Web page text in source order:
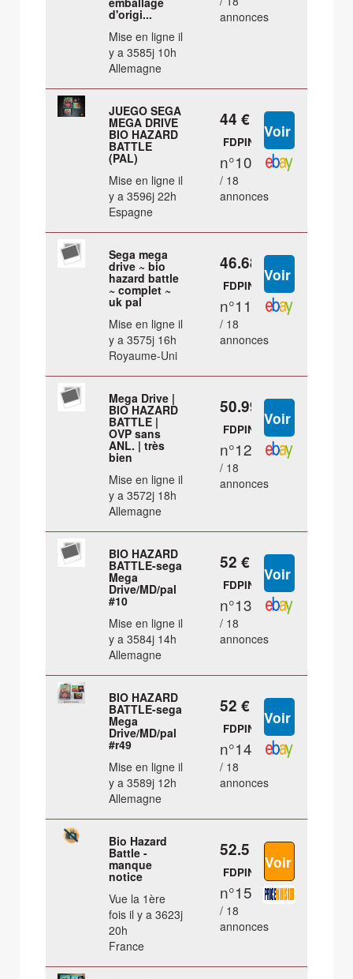
d'origi...
Mise en ligne il
y a 3585j 10h
Allemagne
annonces
JUEGO SEGA
MEGA DRIVE
BIO HAZARD
BATTLE
(PAL)
Mise en ligne il
y a 3596j 22h
Espagne
44 €
FDPIN
n°10
/ 18
annonces
Sega mega
drive ~ bio
hazard battle
~ complet ~
uk pal
Mise en ligne il
y a 3575j 16h
Royaume-Uni
46.68 €
FDPIN
n°11
/ 18
annonces
Mega Drive |
BIO HAZARD
BATTLE |
OVP sans
ANL. | très
bien
Mise en ligne il
y a 3572j 18h
Allemagne
50.99 €
FDPIN
n°12
/ 18
annonces
BIO HAZARD
BATTLE-sega
Mega
Drive/MD/pal
#10
Mise en ligne il
y a 3584j 14h
Allemagne
52 €
FDPIN
n°13
/ 18
annonces
BIO HAZARD
BATTLE-sega
Mega
Drive/MD/pal
#r49
Mise en ligne il
y a 3589j 12h
Allemagne
52 €
FDPIN
n°14
/ 18
annonces
Bio Hazard
Battle -
manque
notice
Vue la 1ère
fois il y a 3623j
20h
France
52.5 €
FDPIN
n°15
/ 18
annonces